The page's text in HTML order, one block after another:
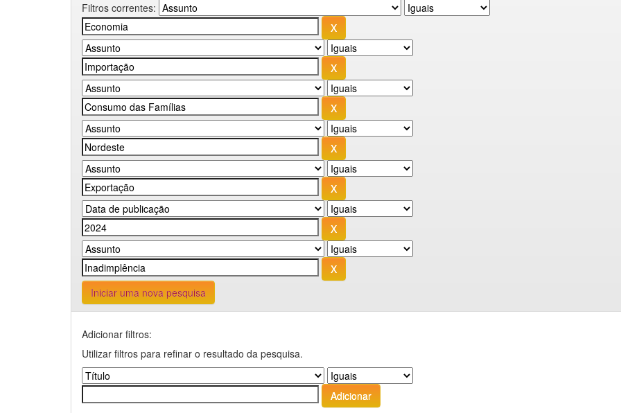
Filtros correntes:
Iniciar uma nova pesquisa
Adicionar filtros:
Utilizar filtros para refinar o resultado da pesquisa.